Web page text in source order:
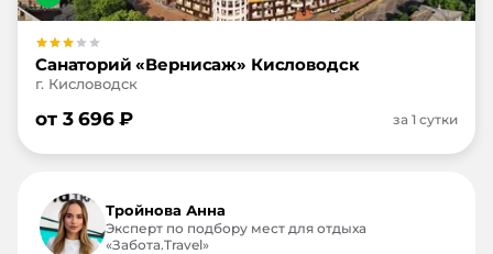
Санаторий «Вернисаж» Кисловодск
г. Кисловодск
от 3 696₽ за 1 сутки
Тройнова Анна
Эксперт по подбору мест для отдыха
«Забота.Travel»